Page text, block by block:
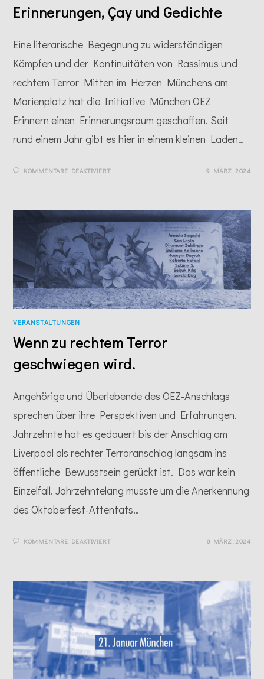
Erinnerungen, Çay und Gedichte
Eine literarische Begegnung zu widerständigen
Kämpfen und der Kontinuitäten von Rassimus und
rechtem Terror Mitten im Herzen Münchens am
Marienplatz hat die Initiative München OEZ
Erinnern einen Erinnerungsraum geschaffen. Seit
rund einem Jahr gibt es hier in einem kleinen Laden…
KOMMENTARE DEAKTIVIERTFÜR 9 MÄRZ, 2024
VERANSTALTUNGEN
Wenn zu rechtem Terror
geschwiegen wird.
Angehörige und Überlebende des OEZ-Anschlags
sprechen über ihre Perspektiven und Erfahrungen.
Jahrzehnte hat es gedauert bis der Anschlag am
Liverpool als rechter Terroranschlag langsam ins
öffentliche Bewusstsein gerückt ist. Das war kein
Einzelfall. Jahrzehntelang musste um die Anerkennung
des Oktoberfest-Attentats…
KOMMENTARE DEAKTIVIERTFÜR
GESCHWIEGEN
WIRD.
8 MÄRZ, 2024